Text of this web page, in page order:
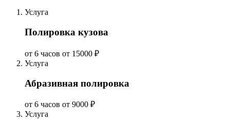
Услуга
Полировка кузова
от 6 часов от 15000 ₽
Услуга
Абразивная полировка
от 6 часов от 9000 ₽
Услуга